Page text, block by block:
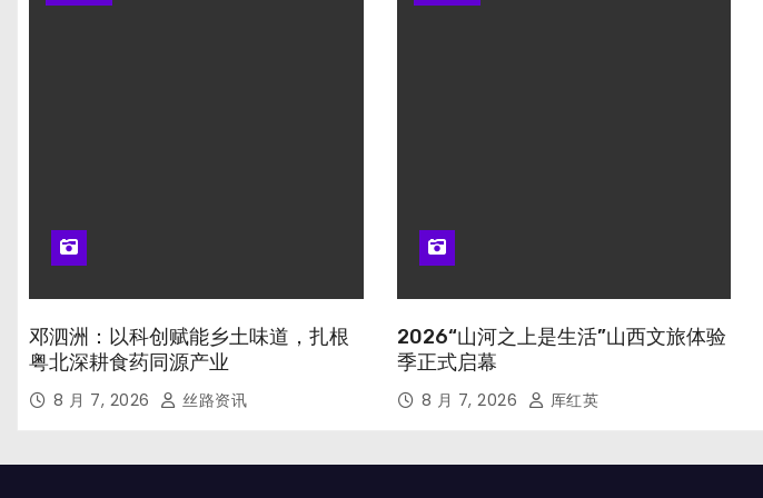
邓泗洲：以科创赋能乡土味道，扎根
粤北深耕食药同源产业
8 月 7, 2026 丝路资讯
2026“山河之上是生活”山西文旅体验
季正式启幕
8 月 7, 2026 厍红英